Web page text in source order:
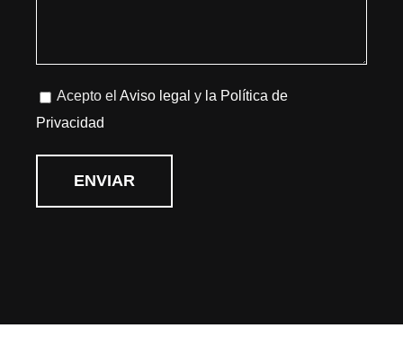
Acepto elAviso legal y la Política de
Privacidad